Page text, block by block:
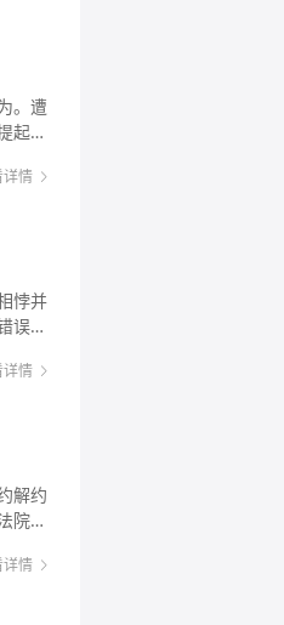
百六
生事
标
务或
）
看
于约
额退
协
分退
制介
供
责
于典
能是
独
赔偿
可
。 3.
犯
。遭
起诉
及
付劳
支
工
据
的
大队
详情
悖并
误认
权
将
。很
误
定为
详情
解约
院会
借助
详情